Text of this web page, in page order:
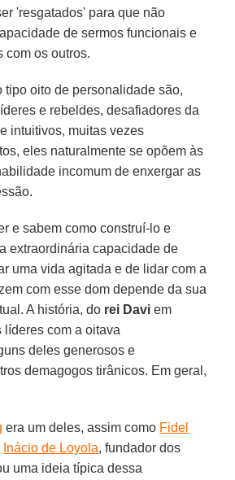
'resgatados' para que não
de sermos funcionais e
com os outros.
tipo oito de personalidade são,
e rebeldes, desafiadores da
intuitivos, muitas vezes
eles naturalmente se opõem às
incomum de enxergar as
e sabem como construí-lo e
extraordinária capacidade de
uma vida agitada e de lidar com a
com esse dom depende da sua
A história, do rei Davi em
líderes com a oitava
deles generosos e
demagogos tirânicos. Em geral,
era um deles, assim como Fidel
Inácio de Loyola, fundador dos
uma ideia típica dessa